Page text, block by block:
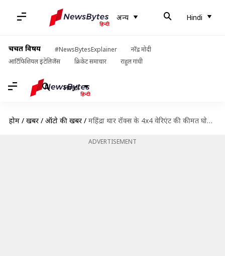
अन्य Hindi
चर्चित विषय #NewsBytesExplainer
नरेंद्र मोदी
आर्टिफिशियल इंटेलिजेंस
क्रिकेट समाचार राहुल गांधी
Hindi
होम / खबरें / ऑटो की खबरें / महिंद्रा थार रॉक्स के 4x4 वेरिएंट की कीमत घोषित, जानिए क्या है इसमें खास
ADVERTISEMENT